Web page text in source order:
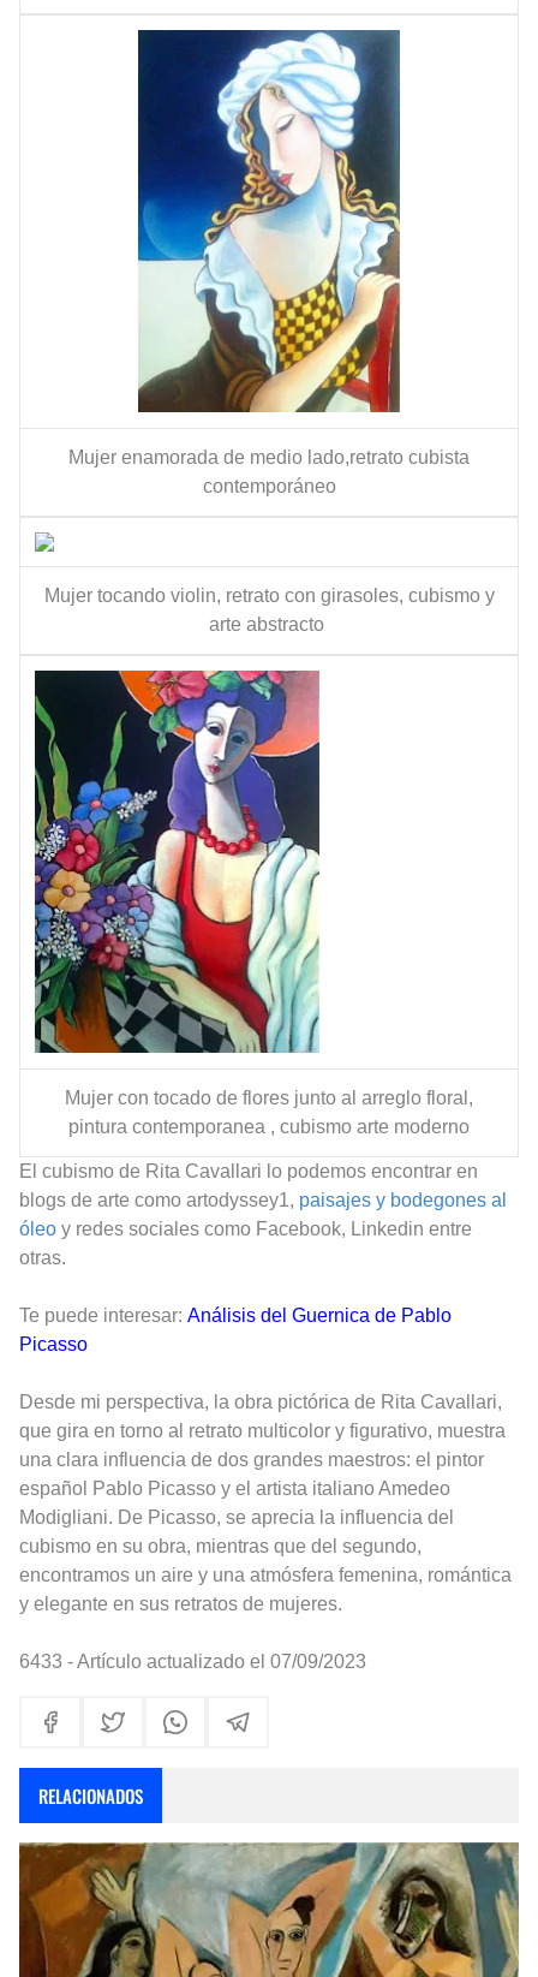
Mujer enamorada de medio lado,retrato cubista
contemporáneo
Mujer tocando violin, retrato con girasoles, cubismo y
arte abstracto
Mujer con tocado de flores junto al arreglo floral,
pintura contemporanea , cubismo arte moderno
El cubismo de Rita Cavallari lo podemos encontrar en
blogs de arte como artodyssey1, paisajes y bodegones al
óleo y redes sociales como Facebook, Linkedin entre
otras.
Te puede interesar: Análisis del Guernica de Pablo
Picasso
Desde mi perspectiva, la obra pictórica de Rita Cavallari,
que gira en torno al retrato multicolor y figurativo, muestra
una clara influencia de dos grandes maestros: el pintor
español Pablo Picasso y el artista italiano Amedeo
Modigliani. De Picasso, se aprecia la influencia del
cubismo en su obra, mientras que del segundo,
encontramos un aire y una atmósfera femenina, romántica
y elegante en sus retratos de mujeres.
6433 - Artículo actualizado el 07/09/2023
RELACIONADOS